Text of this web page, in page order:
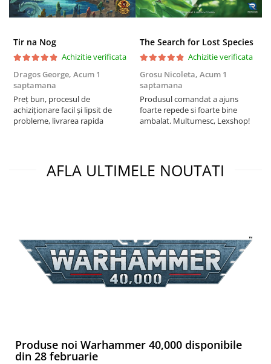
Tir na Nog
Achizitie verificata
Dragos George, Acum 1
saptamana
Preț bun, procesul de
achiziționare facil și lipsit de
probleme, livrarea rapida
The Search for Lost Species
Achizitie verificata
Grosu Nicoleta, Acum 1
saptamana
Produsul comandat a ajuns
foarte repede si foarte bine
ambalat. Multumesc, Lexshop!
AFLA ULTIMELE NOUTATI
Produse noi Warhammer 40,000 disponibile
din 28 februarie